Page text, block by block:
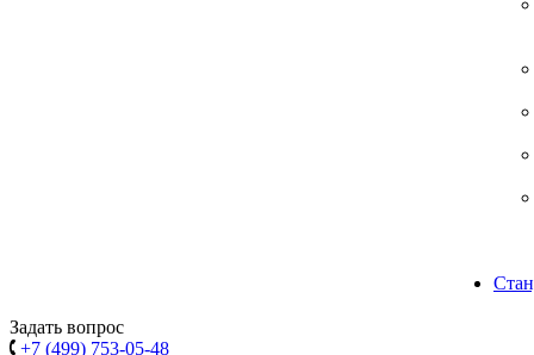
Задать вопрос
+7 (499) 753-05-48